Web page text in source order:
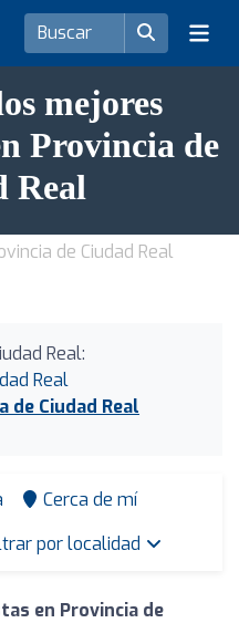
mejores
Provincia de
Real
de Ciudad Real
Real:
Real
de Ciudad Real
Cerca de mí
por localidad
en Provincia de